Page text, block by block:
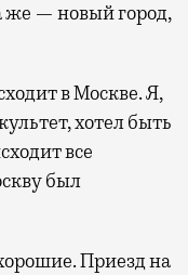
же — новый город,
в Москве. Я,
хотел быть
все
был
Приезд на